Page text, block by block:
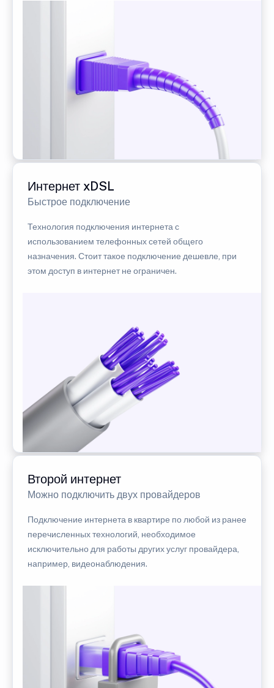
Интернет xDSL
Быстрое подключение
Технология подключения интернета с
использованием телефонных сетей общего
назначения. Стоит такое подключение дешевле, при
этом доступ в интернет не ограничен.
Второй интернет
Можно подключить двух провайдеров
Подключение интернета в квартире по любой из ранее
перечисленных технологий, необходимое
исключительно для работы других услуг провайдера,
например, видеонаблюдения.